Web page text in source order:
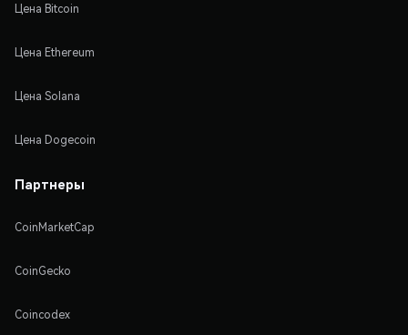
Цена Bitcoin
Цена Ethereum
Цена Solana
Цена Dogecoin
Партнеры
CoinMarketCap
CoinGecko
Coincodex